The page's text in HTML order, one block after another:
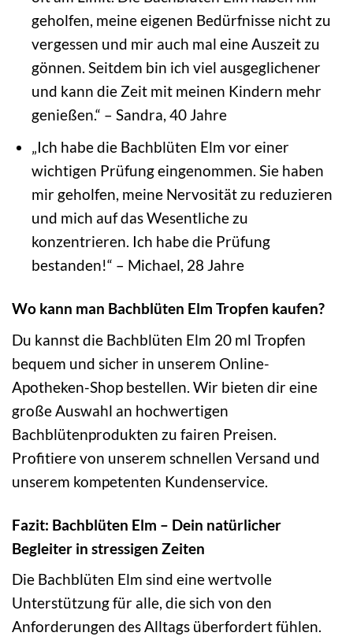
geholfen, meine eigenen Bedürfnisse nicht zu
vergessen und mir auch mal eine Auszeit zu
gönnen. Seitdem bin ich viel ausgeglichener
und kann die Zeit mit meinen Kindern mehr
genießen.“ – Sandra, 40 Jahre
„Ich habe die Bachblüten Elm vor einer
wichtigen Prüfung eingenommen. Sie haben
mir geholfen, meine Nervosität zu reduzieren
und mich auf das Wesentliche zu
konzentrieren. Ich habe die Prüfung
bestanden!“ – Michael, 28 Jahre
Wo kann man Bachblüten Elm Tropfen kaufen?
Du kannst die Bachblüten Elm 20 ml Tropfen
bequem und sicher in unserem Online-
Apotheken-Shop bestellen. Wir bieten dir eine
große Auswahl an hochwertigen
Bachblütenprodukten zu fairen Preisen.
Profitiere von unserem schnellen Versand und
unserem kompetenten Kundenservice.
Fazit: Bachblüten Elm – Dein natürlicher
Begleiter in stressigen Zeiten
Die Bachblüten Elm sind eine wertvolle
Unterstützung für alle, die sich von den
Anforderungen des Alltags überfordert fühlen.